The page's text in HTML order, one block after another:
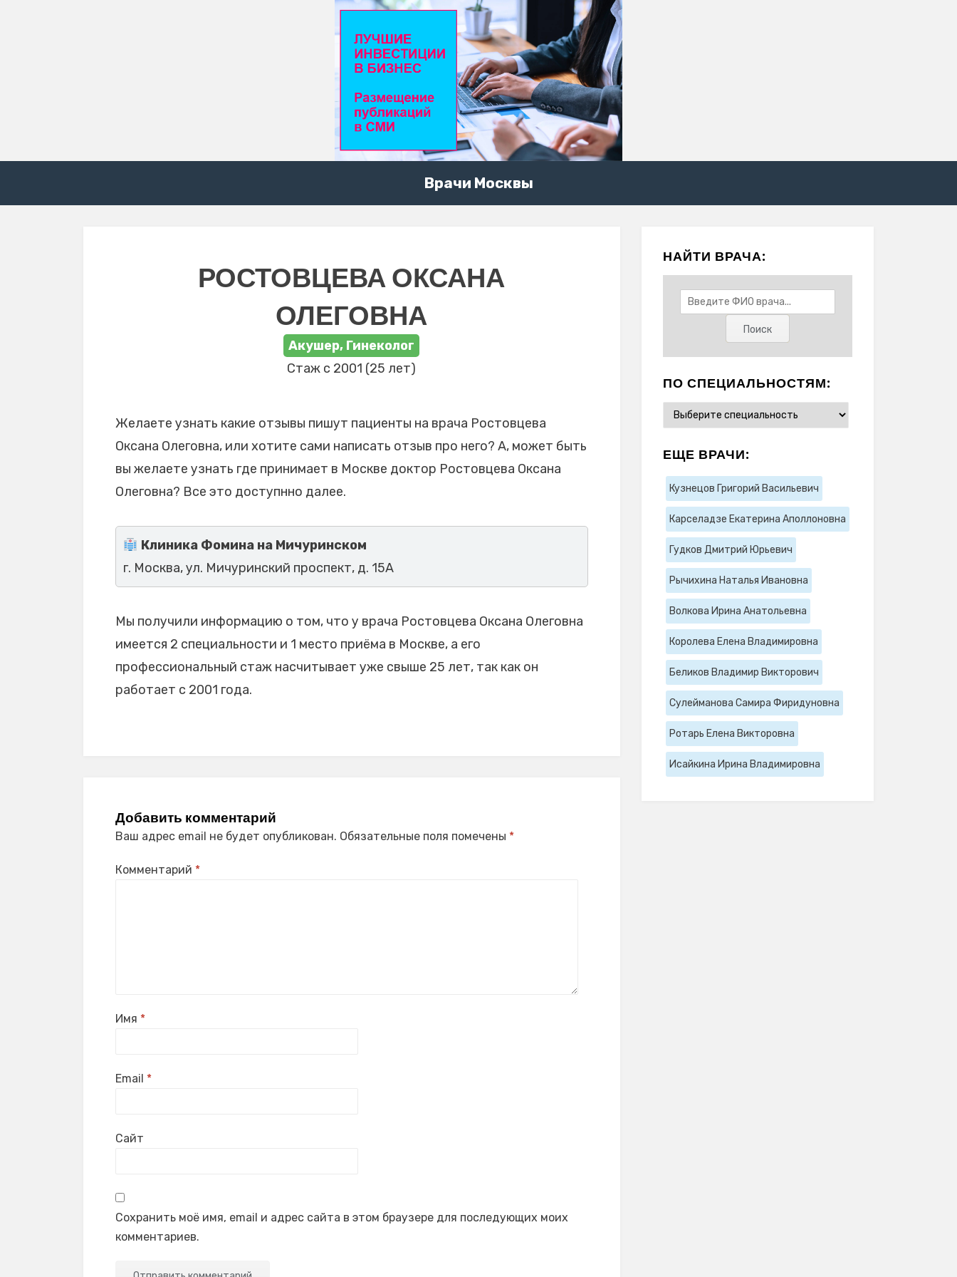
Врачи Москвы
РОСТОВЦЕВА ОКСАНА
ОЛЕГОВНА
Акушер, Гинеколог
Стаж с 2001 (25 лет)
Желаете узнать какие отзывы пишут пациенты на врача Ростовцева
Оксана Олеговна, или хотите сами написать отзыв про него? А, может быть
вы желаете узнать где принимает в Москве доктор Ростовцева Оксана
Олеговна? Все это доступнно далее.
Клиника Фомина на Мичуринском
г. Москва, ул. Мичуринский проспект, д. 15А
Мы получили информацию о том, что у врача Ростовцева Оксана Олеговна
имеется 2 специальности и 1 место приёма в Москве, а его
профессиональный стаж насчитывает уже свыше 25 лет, так как он
работает с 2001 года.
Добавить комментарий
Ваш адрес email не будет опубликован. Обязательные поля помечены *
Комментарий *
Имя *
Email *
Сайт
Сохранить моё имя, email и адрес сайта в этом браузере для последующих моих
комментариев.
НАЙТИ ВРАЧА:
ПО СПЕЦИАЛЬНОСТЯМ:
ЕЩЕ ВРАЧИ:
Кузнецов Григорий Васильевич
Карселадзе Екатерина Аполлоновна
Гудков Дмитрий Юрьевич
Рычихина Наталья Ивановна
Волкова Ирина Анатольевна
Королева Елена Владимировна
Беликов Владимир Викторович
Сулейманова Самира Фиридуновна
Ротарь Елена Викторовна
Исайкина Ирина Владимировна